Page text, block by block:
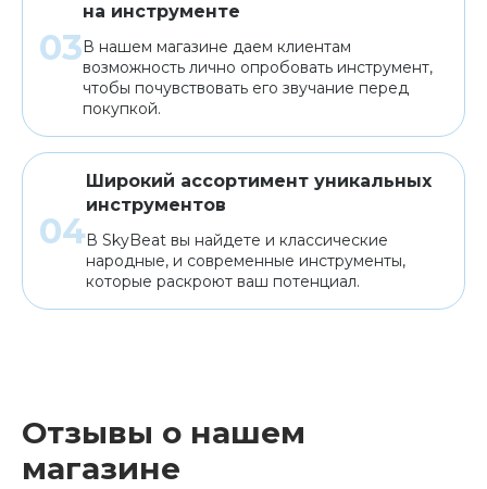
на инструменте
В нашем магазине даем клиентам
возможность лично опробовать инструмент,
чтобы почувствовать его звучание перед
покупкой.
Широкий ассортимент уникальных
инструментов
В SkyBeat вы найдете и классические
народные, и современные инструменты,
которые раскроют ваш потенциал.
Отзывы о нашем
магазине